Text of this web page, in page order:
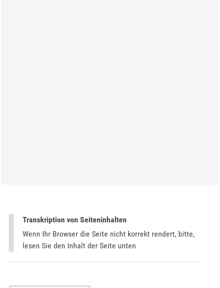
Transkription von Seiteninhalten
Wenn Ihr Browser die Seite nicht korrekt rendert, bitte,
lesen Sie den Inhalt der Seite unten